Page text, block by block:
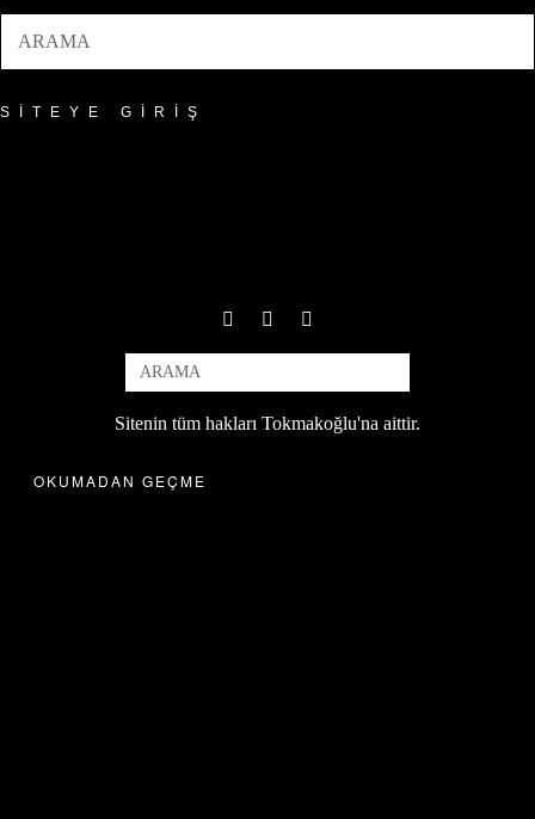
SITEYE GIRIŞ
Sitenin tüm hakları Tokmakoğlu'na aittir.
OKUMADAN GEÇME